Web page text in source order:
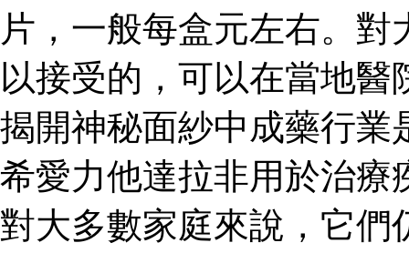
片，一般每盒元左右。
以接受的，可以在當地醫
揭開神秘面紗中成藥行
希愛力他達拉非用於治療
對大多數家庭來說，它們